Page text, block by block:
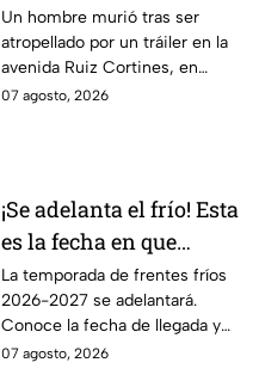
termina brut4lmente
ATROP3LLADO por un
tráiler; así ocurrió la
trag3dia
Un hombre murió tras ser
atropellado por un tráiler en la
avenida Ruiz Cortines, en
Monterrey. Un video muestra
07 agosto, 2026
¡Se adelanta el frío! Esta
es la fecha en que
ingresará el primer
frente frío a Guanajuato
La temporada de frentes fríos
2026-2027 se adelantará.
Conoce la fecha de llegada y
los efectos previstos para
07 agosto, 2026